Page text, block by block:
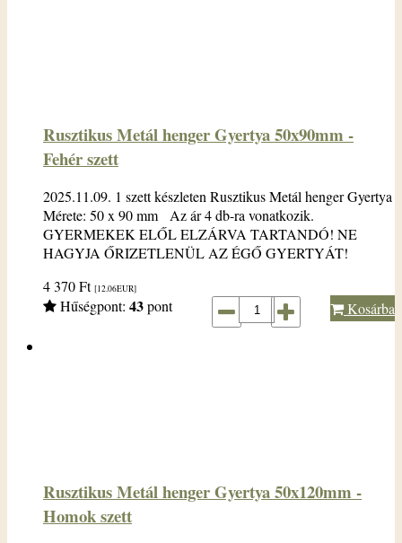
Rusztikus Metál henger Gyertya 50x90mm -
Fehér szett
2025.11.09. 1 szett készleten Rusztikus Metál henger Gyertya
Mérete: 50 x 90 mm Az ár 4 db-ra vonatkozik.
GYERMEKEK ELŐL ELZÁRVA TARTANDÓ! NE
HAGYJA ŐRIZETLENÜL AZ ÉGŐ GYERTYÁT!
4 370Ft [12.06EUR]
Hűségpont: 43pont Kosárba
Rusztikus Metál henger Gyertya 50x120mm -
Homok szett